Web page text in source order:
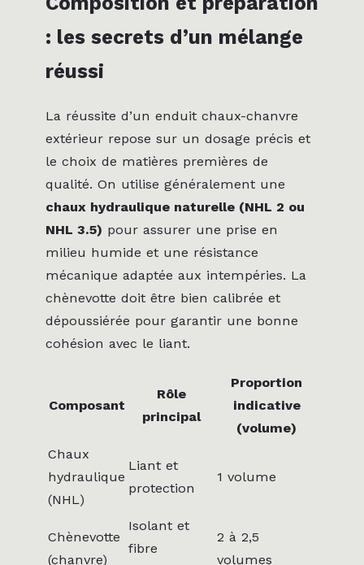
: les secrets d’un mélange
réussi
La réussite d’un enduit chaux-chanvre
extérieur repose sur un dosage précis et
le choix de matières premières de
qualité. On utilise généralement une
chaux hydraulique naturelle (NHL 2 ou
NHL 3.5) pour assurer une prise en
milieu humide et une résistance
mécanique adaptée aux intempéries. La
chènevotte doit être bien calibrée et
dépoussiérée pour garantir une bonne
cohésion avec le liant.
Composant
Rôle
principal
Proportion
indicative
(volume)
Chaux
hydraulique
(NHL)
Liant et
protection
1 volume
Chènevotte
(chanvre)
Isolant et
fibre
2 à 2,5
volumes